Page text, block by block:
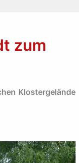
zum
Klostergelände